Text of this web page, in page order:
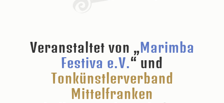
Veranstaltet von „Marimba
Festiva e.V.“ und
Tonkünstlerverband
Mittelfranken